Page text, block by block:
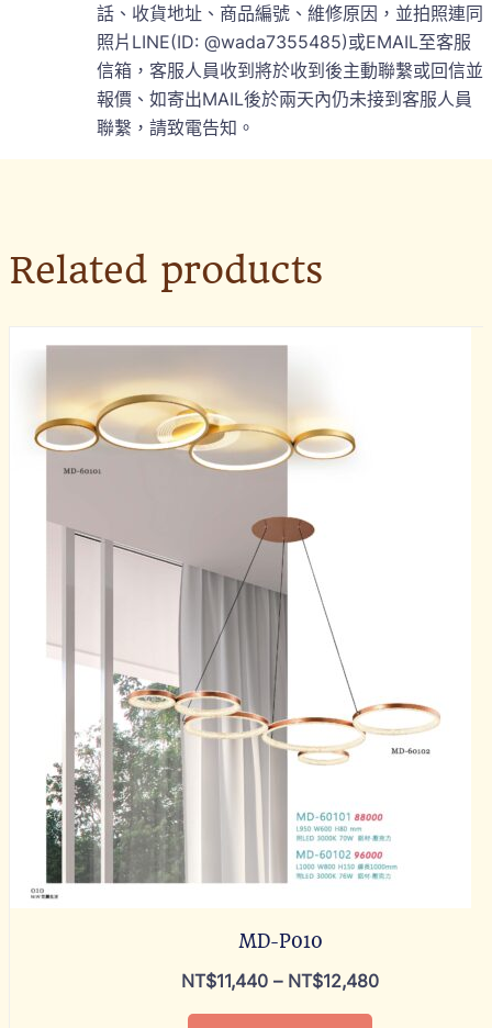
話、收貨地址、商品編號、維修原因，並拍照連同
照片LINE(ID: @wada7355485)或EMAIL至客服
信箱，客服人員收到將於收到後主動聯繫或回信並
報價、如寄出MAIL後於兩天內仍未接到客服人員
聯繫，請致電告知。
Related products
MD-P010
NT$11,440 – NT$12,480